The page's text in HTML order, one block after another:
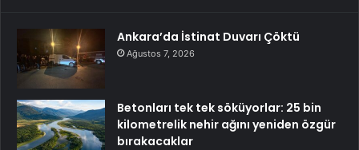
Ankara’da İstinat Duvarı Çöktü
Ağustos 7, 2026
Betonları tek tek söküyorlar: 25 bin
kilometrelik nehir ağını yeniden özgür
bırakacaklar